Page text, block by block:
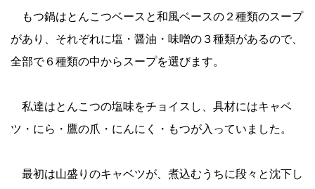
もつ鍋はとんこつベースと和風ベースの２種類のスープ
があり、それぞれに塩・醤油・味噌の３種類があるので、
全部で６種類の中からスープを選びます。
私達はとんこつの塩味をチョイスし、具材にはキャベ
ツ・にら・鷹の爪・にんにく・もつが入っていました。
最初は山盛りのキャベツが、煮込むうちに段々と沈下し